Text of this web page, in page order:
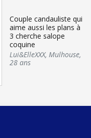
Couple candauliste qui
aime aussi les plans à
3 cherche salope
coquine
Lui&ElleXXX, Mulhouse,
28 ans